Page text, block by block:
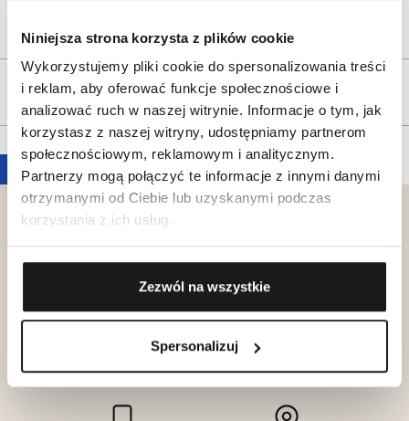
Niniejsza strona korzysta z plików cookie
Wykorzystujemy pliki cookie do spersonalizowania treści
i reklam, aby oferować funkcje społecznościowe i
analizować ruch w naszej witrynie. Informacje o tym, jak
korzystasz z naszej witryny, udostępniamy partnerom
społecznościowym, reklamowym i analitycznym.
Partnerzy mogą połączyć te informacje z innymi danymi
otrzymanymi od Ciebie lub uzyskanymi podczas
korzystania z ich usług.
Zezwól na wszystkie
Spersonalizuj
Tagi
Klub dla
Przyjaciół
W.KRUK
Katalogi
W.KRUK